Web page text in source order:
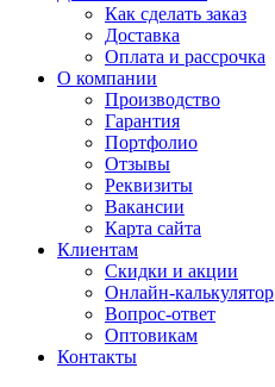
Как сделать заказ
Доставка
Оплата и рассрочка
О компании
Производство
Гарантия
Портфолио
Отзывы
Реквизиты
Вакансии
Карта сайта
Клиентам
Скидки и акции
Онлайн-калькулятор
Вопрос-ответ
Оптовикам
Контакты